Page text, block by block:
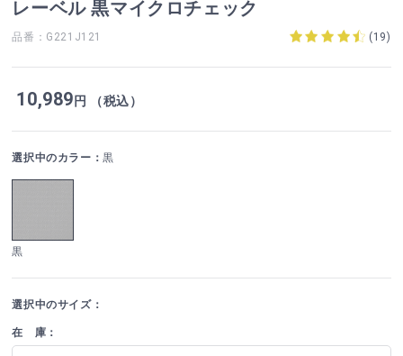
レーベル 黒マイクロチェック
品番：G221J121 (19)
10,989円 （税込）
選択中のカラー：黒
黒
選択中のサイズ：
在 庫：